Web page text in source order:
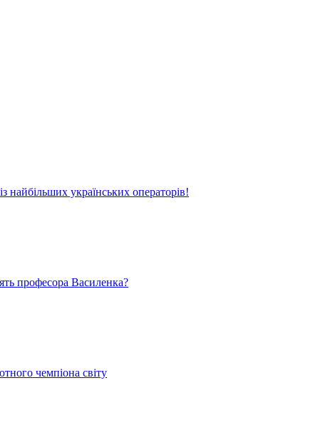
найбільших українських операторів!
професора Василенка?
чемпіона світу